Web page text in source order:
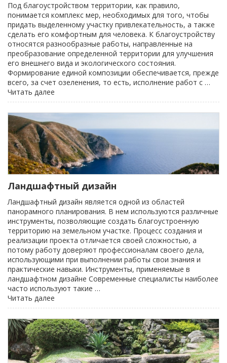
Под благоустройством территории, как правило,
понимается комплекс мер, необходимых для того, чтобы
придать выделенному участку привлекательность, а также
сделать его комфортным для человека. К благоустройству
относятся разнообразные работы, направленные на
преобразование определенной территории для улучшения
его внешнего вида и экологического состояния.
Формирование единой композиции обеспечивается, прежде
всего, за счет озеленения, то есть, исполнение работ с …
Читать далее
территорий»
Ландшафтный дизайн
Ландшафтный дизайн является одной из областей
панорамного планирования. В нем используются различные
инструменты, позволяющие создать благоустроенную
территорию на земельном участке. Процесс создания и
реализации проекта отличается своей сложностью, а
потому работу доверяют профессионалам своего дела,
использующими при выполнении работы свои знания и
практические навыки. Инструменты, применяемые в
ландшафтном дизайне Современные специалисты наиболее
часто используют такие …
Читать далее
дизайн»